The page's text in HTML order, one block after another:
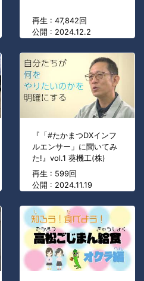
再生 : 47,842回
公開 : 2024.12.2
『「#たかまつDXインフ
ルエンサー」に聞いてみ
た!』vol.1 葵機工(株)
再生 : 599回
公開 : 2024.11.19